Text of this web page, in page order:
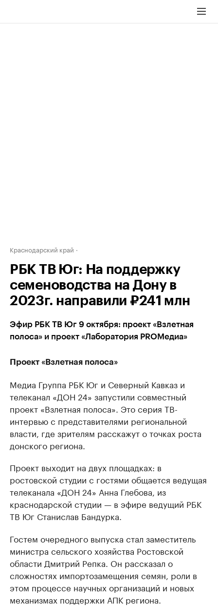
Краснодарский край
РБК ТВ Юг: На поддержку
семеноводства на Дону в
2023г. направили ₽241 млн
Эфир РБК ТВ Юг 9 октября: проект «Взлетная
полоса» и проект «Лаборатория PROМедиа»
Проект «Взлетная полоса»
Медиа Группа РБК Юг и Северный Кавказ и
телеканал «ДОН 24» запустили совместный
проект «Взлетная полоса». Это серия ТВ-
интервью с представителями региональной
власти, где зрителям расскажут о точках роста
донского региона.
Проект выходит на двух площадках: в
ростовской студии с гостями общается ведущая
телеканала «ДОН 24» Анна Глебова, из
краснодарской студии — в эфире ведущий РБК
ТВ Юг Станислав Бандурка.
Гостем очередного выпуска стал заместитель
министра сельского хозяйства Ростовской
области Дмитрий Репка. Он рассказал о
сложностях импортозамещения семян, роли в
этом процессе научных организаций и новых
механизмах поддержки АПК региона.